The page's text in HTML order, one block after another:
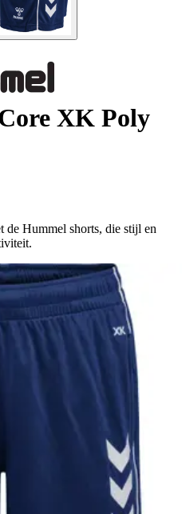
XK Poly
de Hummel shorts, die stijl en